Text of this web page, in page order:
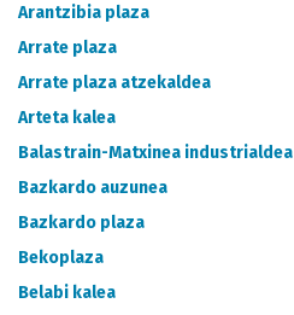
Arantzibia plaza
Arrate plaza
Arrate plaza atzekaldea
Arteta kalea
Balastrain-Matxinea industrialdea
Bazkardo auzunea
Bazkardo plaza
Bekoplaza
Belabi kalea